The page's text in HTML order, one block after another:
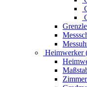
Heimwerker